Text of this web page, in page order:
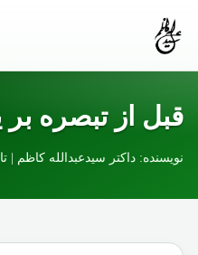
قبل از تبصره
نویسنده: داکتر سیدعبدالله کاظم | تاریخ